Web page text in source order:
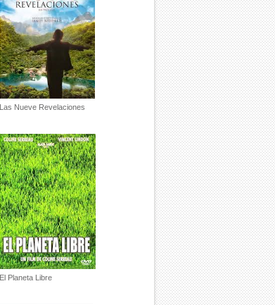
Las Nueve Revelaciones
El Planeta Libre